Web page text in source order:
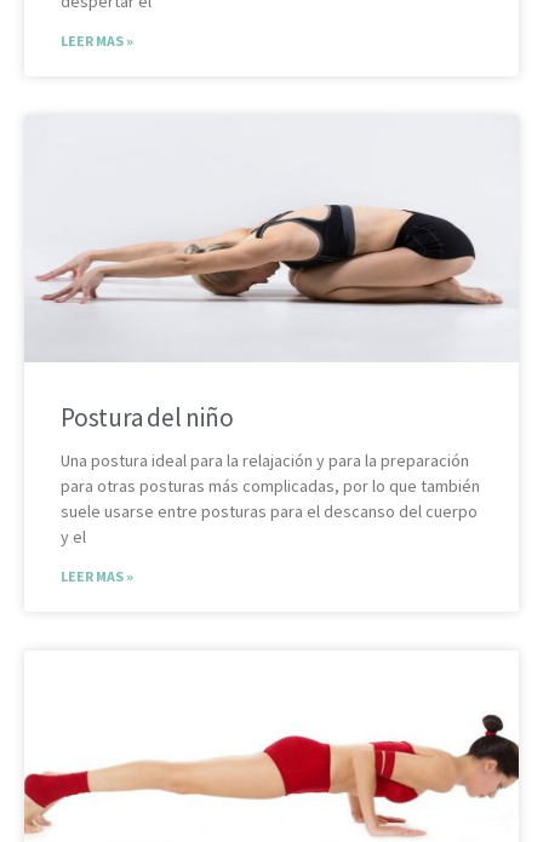
LEER MAS »
Postura del niño
Una postura ideal para la relajación y para la preparación
para otras posturas más complicadas, por lo que también
suele usarse entre posturas para el descanso del cuerpo
y el
LEER MAS »